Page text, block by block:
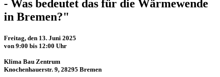
- Was bedeutet das für die Wärmewende
in Bremen?"
Freitag, den 13. Juni 2025
von 9:00 bis 12:00 Uhr
Klima Bau Zentrum
Knochenhauerstr. 9, 28295 Bremen